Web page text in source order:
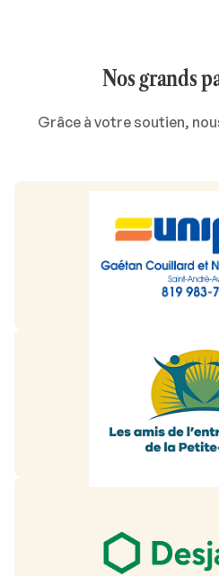
Nos grands
Grâce à votre soutien,